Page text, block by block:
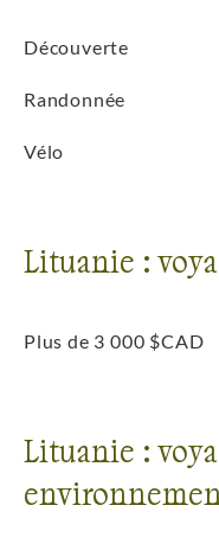
Découverte
Randonnée
Vélo
Lituanie :
Plus de 3 000 $CAD
Lituanie :